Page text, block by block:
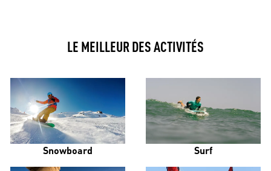
LE MEILLEUR DES ACTIVITÉS
Snowboard Surf